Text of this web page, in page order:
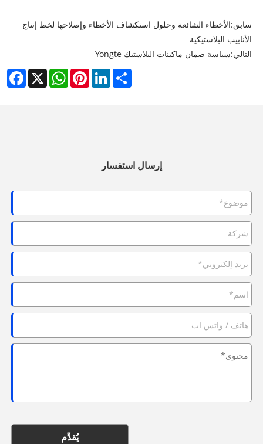
سابق:الأخطاء الشائعة وحلول استكشاف الأخطاء وإصلاحها لخط إنتاج
الأنابيب البلاستيكية
التالي:سياسة ضمان ماكينات البلاستيك Yongte
X
WhatsAppPinterestLinkedInShare
إرسال استفسار
يُقدِّم